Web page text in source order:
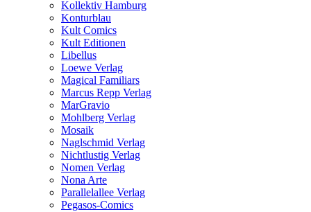
Kollektiv Hamburg
Konturblau
Kult Comics
Kult Editionen
Libellus
Loewe Verlag
Magical Familiars
Marcus Repp Verlag
MarGravio
Mohlberg Verlag
Mosaik
Naglschmid Verlag
Nichtlustig Verlag
Nomen Verlag
Nona Arte
Parallelallee Verlag
Pegasos-Comics